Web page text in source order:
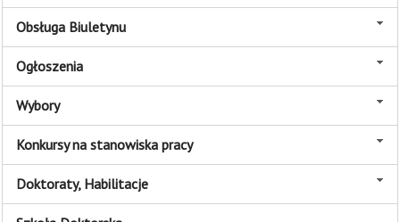
Obsługa Biuletynu
Ogłoszenia
Wybory
Konkursy na stanowiska pracy
Doktoraty, Habilitacje